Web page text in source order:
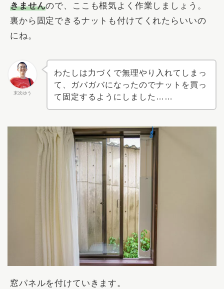
きませんので、ここも根気よく作業しましょう。
裏から固定できるナットも付けてくれたらいいの
にね。
末次ゆう
わたしは力づくで無理やり入れてしまっ
て、ガバガバになったのでナットを買っ
て固定するようにしました……
窓パネルを付けていきます。